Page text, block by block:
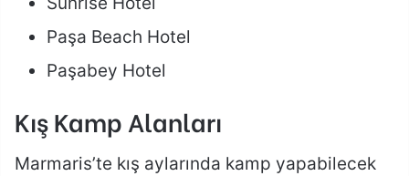
Paşa Beach Hotel
Paşabey Hotel
Kış Kamp Alanları
Marmaris’te kış aylarında kamp yapabilecek